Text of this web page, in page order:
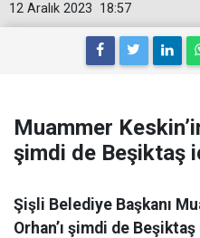
18:57
12 Aralık 2023
Muammer
şimdi de Beşiktaş
Şişli Belediye Başkanı
Orhan’ı şimdi de